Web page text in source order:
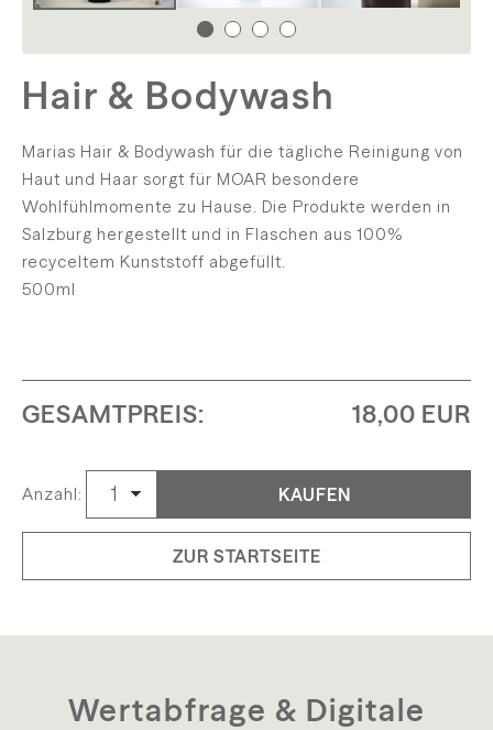
Hair & Bodywash
Marias Hair & Bodywash für die tägliche Reinigung von
Haut und Haar sorgt für MOAR besondere
Wohlfühlmomente zu Hause. Die Produkte werden in
Salzburg hergestellt und in Flaschen aus 100%
recyceltem Kunststoff abgefüllt.
500ml
GESAMTPREIS: 18,00 EUR
Anzahl: KAUFEN
ZUR STARTSEITE
Wertabfrage & Digitale